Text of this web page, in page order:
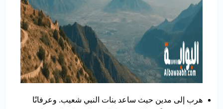
هرب إلى مدين حيث ساعد بنات النبي شعيب. وعرفانًا